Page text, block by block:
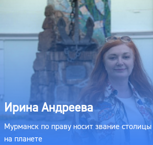
Ирина Андреева
Мурманск по праву носит звание
на планете